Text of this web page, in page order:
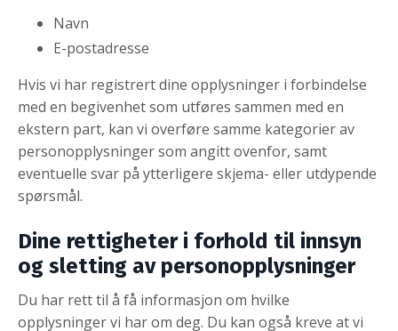
Navn
E-postadresse
Hvis vi har registrert dine opplysninger i forbindelse
med en begivenhet som utføres sammen med en
ekstern part, kan vi overføre samme kategorier av
personopplysninger som angitt ovenfor, samt
eventuelle svar på ytterligere skjema- eller utdypende
spørsmål.
Dine rettigheter i forhold til innsyn
og sletting av personopplysninger
Du har rett til å få informasjon om hvilke
opplysninger vi har om deg. Du kan også kreve at vi